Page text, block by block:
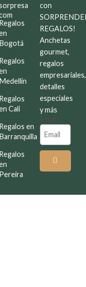
Regalos
Bogotá
Regalos
Medellín
Regalos
Cali
Regalos en
Barranquilla
Regalos
Pereira
con
REGALOS!
Anchetas
gourmet,
regalos
empresariales,
detalles
especiales
y más
Email